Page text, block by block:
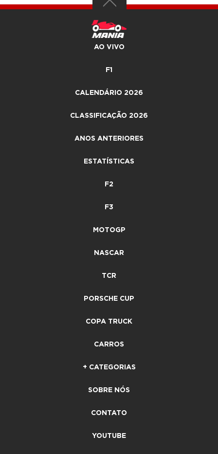
AO VIVO
F1
CALENDÁRIO 2026
CLASSIFICAÇÃO 2026
ANOS ANTERIORES
ESTATÍSTICAS
F2
F3
MOTOGP
NASCAR
TCR
PORSCHE CUP
COPA TRUCK
CARROS
+ CATEGORIAS
SOBRE NÓS
CONTATO
YOUTUBE